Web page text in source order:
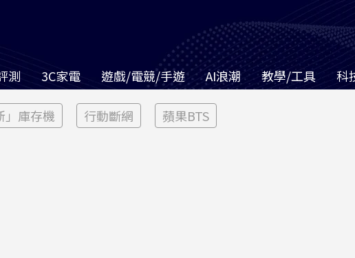
測 3C家電 遊戲/電競/手遊 AI浪潮 教學/工具 科
」庫存機 行動斷網 蘋果BTS